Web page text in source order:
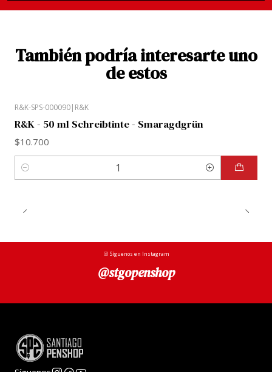
También podría interesarte uno
de estos
R&K-SPS-000090| R&K
R&K - 50 ml Schreibtinte - Smaragdgrün
$10.700
Cantidad
Síguenos en Instagram
@stgopenshop